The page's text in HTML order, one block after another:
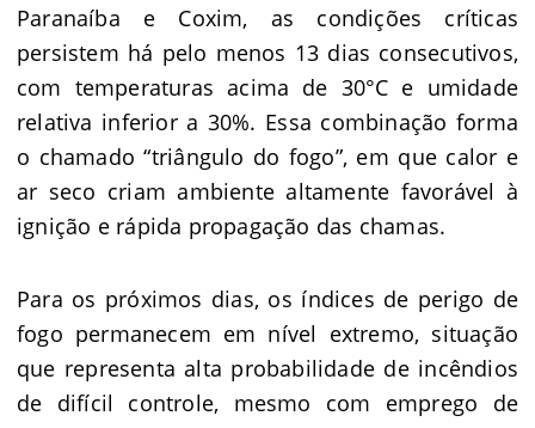
Paranaíba e Coxim, as condições críticas
persistem há pelo menos 13 dias consecutivos,
com temperaturas acima de 30°C e umidade
relativa inferior a 30%. Essa combinação forma
o chamado “triângulo do fogo”, em que calor e
ar seco criam ambiente altamente favorável à
ignição e rápida propagação das chamas.
Para os próximos dias, os índices de perigo de
fogo permanecem em nível extremo, situação
que representa alta probabilidade de incêndios
de difícil controle, mesmo com emprego de